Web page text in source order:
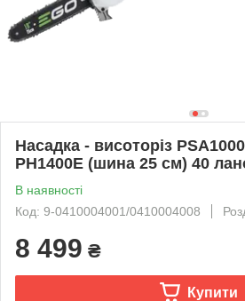
Насадка - висоторіз
PH1400E (шина 25 см) 40
В наявності
Код: 9-0410004001/0410004008
8 499 ₴
Купити